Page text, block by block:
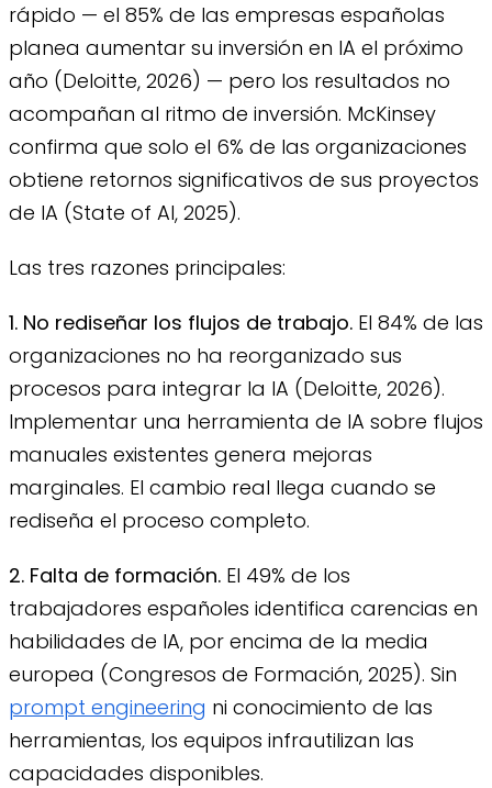
rápido — el 85% de las empresas españolas
planea aumentar su inversión en IA el próximo
año (Deloitte, 2026) — pero los resultados no
acompañan al ritmo de inversión. McKinsey
confirma que solo el 6% de las organizaciones
obtiene retornos significativos de sus proyectos
de IA (State of AI, 2025).
Las tres razones principales:
1. No rediseñar los flujos de trabajo. El 84% de las
organizaciones no ha reorganizado sus
procesos para integrar la IA (Deloitte, 2026).
Implementar una herramienta de IA sobre flujos
manuales existentes genera mejoras
marginales. El cambio real llega cuando se
rediseña el proceso completo.
2. Falta de formación. El 49% de los
trabajadores españoles identifica carencias en
habilidades de IA, por encima de la media
europea (Congresos de Formación, 2025). Sin
prompt engineering ni conocimiento de las
herramientas, los equipos infrautilizan las
capacidades disponibles.